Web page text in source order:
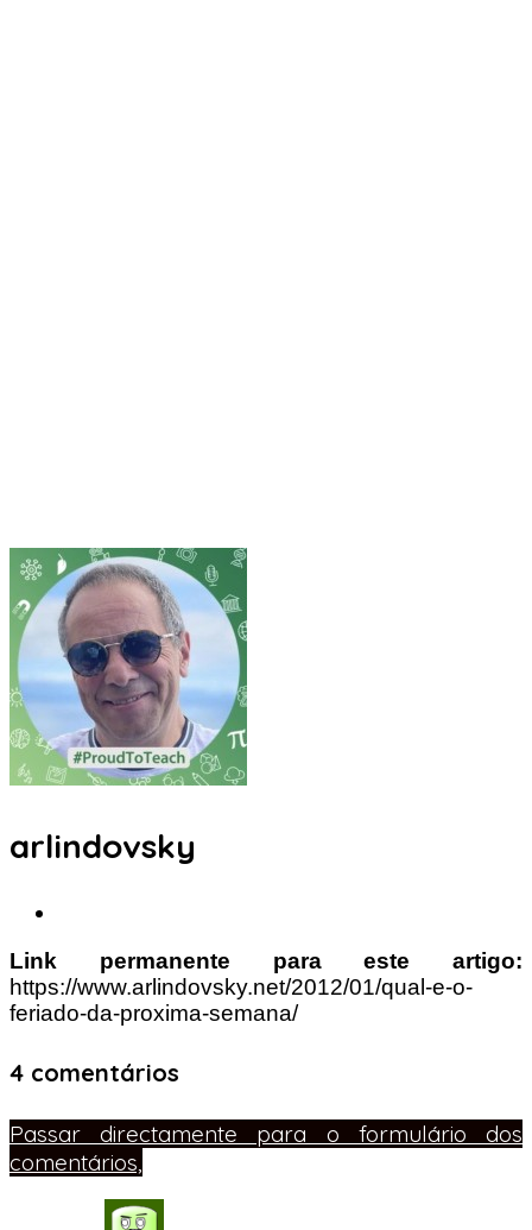
arlindovsky
Link permanente para este artigo:
https://www.arlindovsky.net/2012/01/qual-e-o-
feriado-da-proxima-semana/
4 comentários
Passar directamente para o formulário dos
comentários,